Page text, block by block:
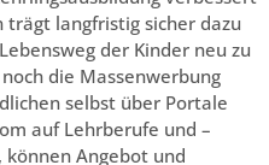
trägt langfristig sicher dazu
der Kinder neu zu
die Massenwerbung
selbst über Portale
auf Lehrberufe und –
Angebot und